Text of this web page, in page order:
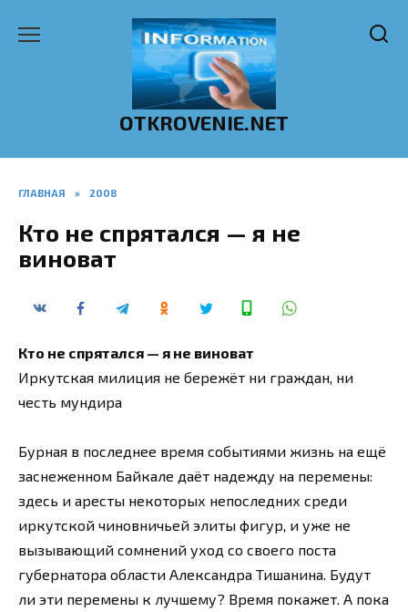
OTKROVENIE.NET
ГЛАВНАЯ » 2008
Кто не спрятался — я не
виноват
Кто не спрятался — я не виноват
Иркутская милиция не бережёт ни граждан, ни
честь мундира
Бурная в последнее время событиями жизнь на ещё
заснеженном Байкале даёт надежду на перемены:
здесь и аресты некоторых непоследних среди
иркутской чиновничьей элиты фигур, и уже не
вызывающий сомнений уход со своего поста
губернатора области Александра Тишанина. Будут
ли эти перемены к лучшему? Время покажет. А пока